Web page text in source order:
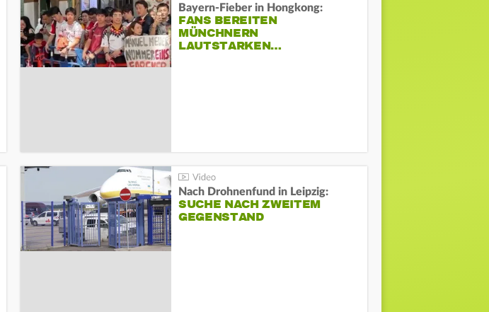
Bayern-Fieber in Hongkong:
FANS BEREITEN
MÜNCHNERN
LAUTSTARKEN…
Nach Drohnenfund in Leipzig:
SUCHE NACH ZWEITEM
GEGENSTAND